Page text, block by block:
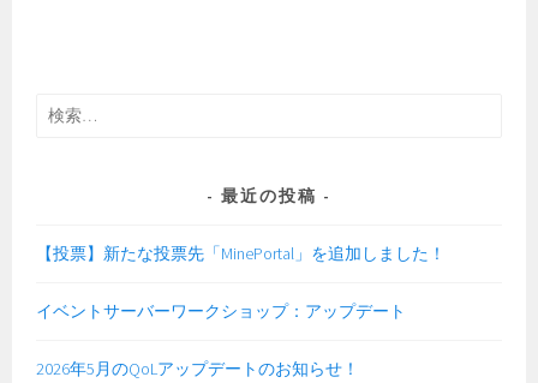
検
最近の投稿
【投票】新たな投票先「MinePortal」を追加しました！
イベントサーバーワークショップ：アップデート
2026年5月のQoLアップデートのお知らせ！